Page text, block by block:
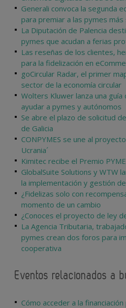
Generali convoca la segunda
para premiar a las pymes
La Diputación de Palencia
pymes que acudan a ferias
Las reseñas de los clientes,
para la fidelización en
goCircular Radar, el primer
sector de la economía circular
Wolters Kluwer lanza una
ayudar a pymes y autónomos
Se abre el plazo de solicitud
de Galicia
CONPYMES se une al
Ucrania´
Kimitec recibe el Premio
GlobalSuite Solutions y WTW
la implementación y gestión
¿Fidelizas solo con
momento de un cambio
¿Conoces el proyecto de ley
La Agencia Tributaria,
pymes crean dos foros para
cooperativa
Eventos relacionados a
Cómo acceder a la